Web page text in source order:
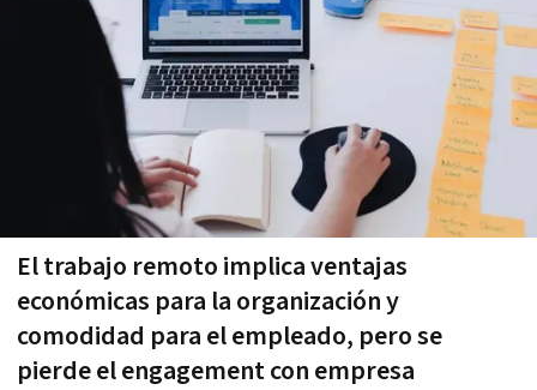
El trabajo remoto implica ventajas
económicas para la organización y
comodidad para el empleado, pero se
pierde el engagement con empresa